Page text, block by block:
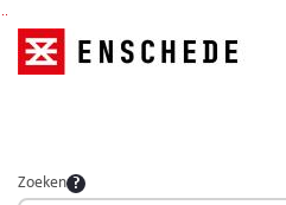
Zoeken